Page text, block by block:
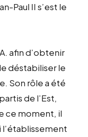
Paul II s’est le
afin d’obtenir
déstabiliser le
Son rôle a été
de l’Est,
ce moment, il